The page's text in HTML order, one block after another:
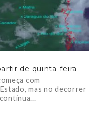
de quinta-feira
com
mas no decorrer